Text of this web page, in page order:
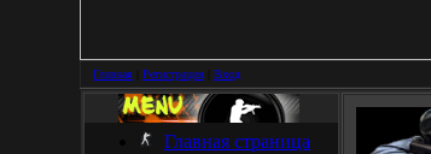
Главная Регистрация Вход
Главная страница